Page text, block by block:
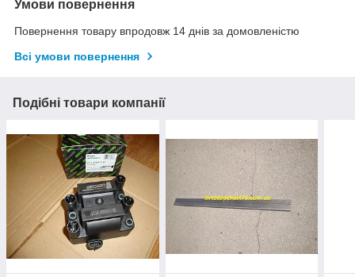
Умови повернення
Повернення товару впродовж 14 днів за домовленістю
Всі умови повернення
Подібні товари компанії